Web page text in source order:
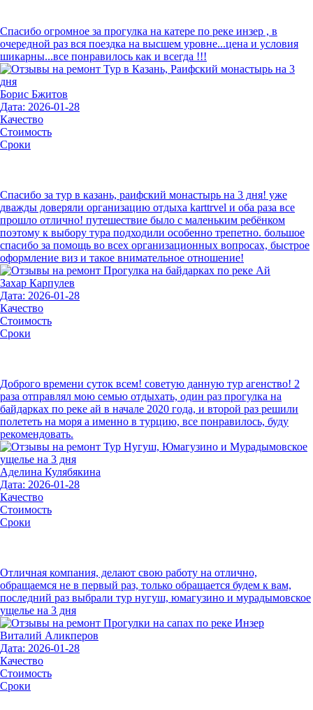
Спасибо огромное за прогулка на катере по реке инзер , в
очередной раз вся поездка на высшем уровне...цена и условия
шикарны...все понравилось как и всегда !!!
Борис Бжитов
Дата: 2026-01-28
Качество
Стоимость
Сроки
Спасибо за тур в казань, раифский монастырь на 3 дня! уже
дважды доверяли организацию отдыха karttrvel и оба раза все
прошло отлично! путешествие было с маленьким ребёнком
поэтому к выбору тура подходили особенно трепетно. большое
спасибо за помощь во всех организационных вопросах, быстрое
оформление виз и такое внимательное отношение!
Захар Карпулев
Дата: 2026-01-28
Качество
Стоимость
Сроки
Доброго времени суток всем! советую данную тур агенство! 2
раза отправлял мою семью отдыхать, один раз прогулка на
байдарках по реке ай в начале 2020 года, и второй раз решили
полететь на моря а именно в турцию, все понравилось, буду
рекомендовать.
Аделина Кулябякина
Дата: 2026-01-28
Качество
Стоимость
Сроки
Отличная компания, делают свою работу на отлично,
обращаемся не в первый раз, только обращается будем к вам,
последний раз выбрали тур нугуш, юмагузино и мурадымовское
ущелье на 3 дня
Виталий Аликперов
Дата: 2026-01-28
Качество
Стоимость
Сроки